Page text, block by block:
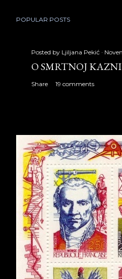
POPULAR POSTS
Posted by Ljiljana Pekić
O SMRTNOJ KAZNI
Share 19 comments